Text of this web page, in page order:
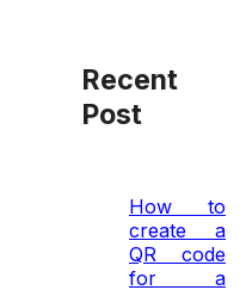
Recent
Post
How to
create a
QR code
for a